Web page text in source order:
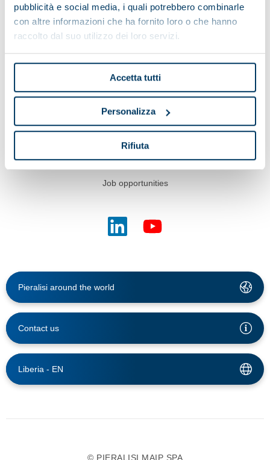
pubblicità e social media, i quali potrebbero combinarle
con altre informazioni che ha fornito loro o che hanno
raccolto dal suo utilizzo dei loro servizi.
Accetta tutti
Personalizza
Rifiuta
Service
Case histories
News & Events
Videos
Job opportunities
Pieralisi around the world
Contact us
Liberia - EN
© PIERALISI MAIP SPA